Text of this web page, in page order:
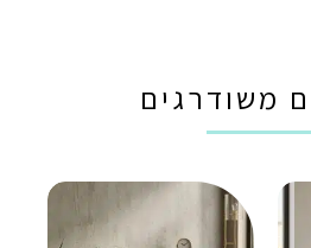
משודרגים